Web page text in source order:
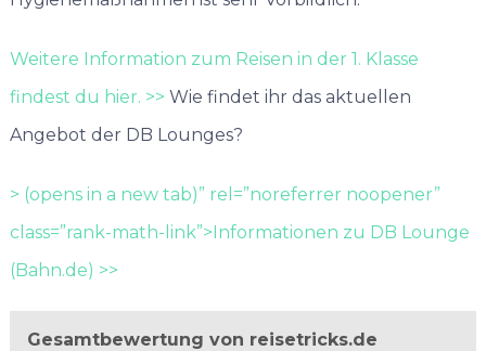
Weitere Information zum Reisen in der 1. Klasse
findest du hier. >> Wie findet ihr das aktuellen
Angebot der DB Lounges?
> (opens in a new tab)” rel=”noreferrer noopener”
class=”rank-math-link”>Informationen zu DB Lounge
(Bahn.de) >>
Gesamtbewertung von reisetricks.de